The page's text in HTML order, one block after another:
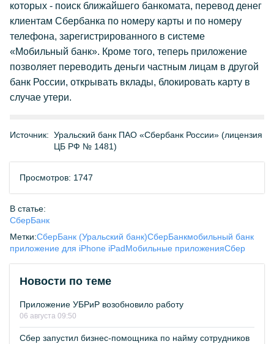
которых - поиск ближайшего банкомата, перевод денег
клиентам Сбербанка по номеру карты и по номеру
телефона, зарегистрированного в системе
«Мобильный банк». Кроме того, теперь приложение
позволяет переводить деньги частным лицам в другой
банк России, открывать вклады, блокировать карту в
случае утери.
Источник: Уральский банк ПАО «Сбербанк России» (лицензия
ЦБ РФ № 1481)
Просмотров: 1747
В статье:
СберБанк
Метки:СберБанк (Уральский банк)СберБанкмобильный банк
приложение для iPhone iPadМобильные приложенияСбер
Новости по теме
Приложение УБРиР возобновило работу
06 августа 09:50
Сбер запустил бизнес-помощника по найму сотрудников